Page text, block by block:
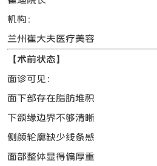
机构：
兰州崔大夫医疗美容
【术前状态】
面诊可见：
面下部存在脂肪堆积
下颌缘边界不够清晰
侧颜轮廓缺少线条感
面部整体显得偏厚重